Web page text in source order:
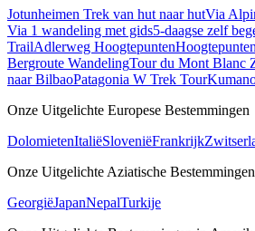
Jotunheimen Trek van hut naar hutVia
Via 1 wandeling met gids5-daagse zelf
TrailAdlerweg Hoogtepunten
Bergroute WandelingTour du Mont Blanc
naar BilbaoPatagonia W Trek Tour
Onze Uitgelichte Europese Bestemmingen
DolomietenItaliëSloveniëFrankrijk
Onze Uitgelichte Aziatische Bestemmingen
GeorgiëJapanNepalTurkije